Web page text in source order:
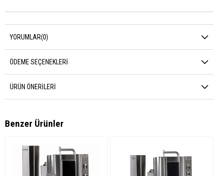
YORUMLAR(0)
ÖDEME SEÇENEKLERI
ÜRÜN ÖNERILERI
Benzer Ürünler